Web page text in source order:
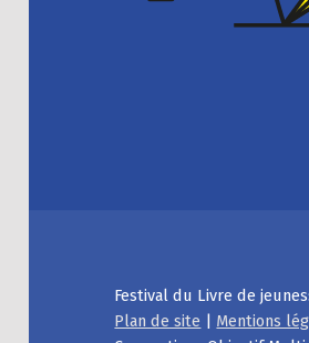
Festival du Livre de
Plan de site | Mentions